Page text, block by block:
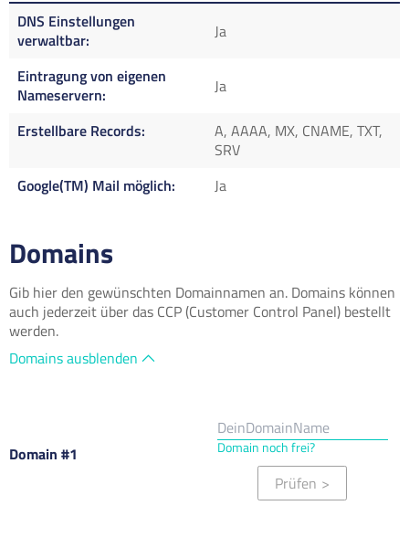
DNS Einstellungen
verwaltbar
Ja
Eintragung von eigenen
Nameservern
Ja
Erstellbare Records
A, AAAA, MX, CNAME, TXT,
SRV
Google(TM) Mail möglich
Ja
Domains
Gib hier den gewünschten Domainnamen an. Domains können
auch jederzeit über das CCP (Customer Control Panel) bestellt
werden.
Domains ausblenden
Domain #1 Domain noch frei?
Prüfen >